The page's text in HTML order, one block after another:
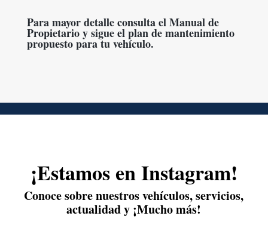
Para mayor detalle consulta el Manual de
Propietario y sigue el plan de mantenimiento
propuesto para tu vehículo.
¡Estamos en Instagram!
Conoce sobre nuestros vehículos, servicios,
actualidad y ¡Mucho más!